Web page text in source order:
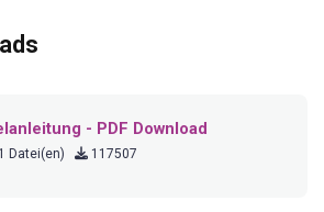
- PDF Download
1 Datei(en) 117507